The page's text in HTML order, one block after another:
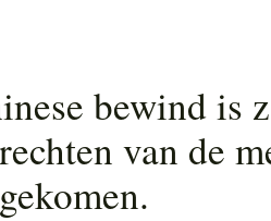
bewind is
van de